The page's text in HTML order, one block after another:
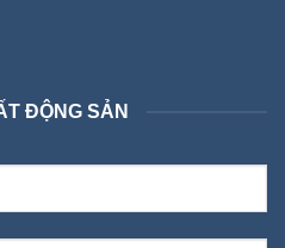
ĐỘNG SẢN